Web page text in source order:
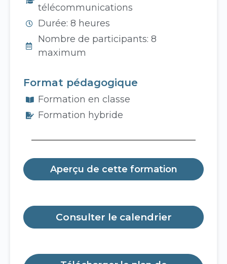
télécommunications
Durée: 8 heures
Nombre de participants: 8
maximum
Format pédagogique
Formation en classe
Formation hybride
Aperçu de cette formation
Consulter le calendrier